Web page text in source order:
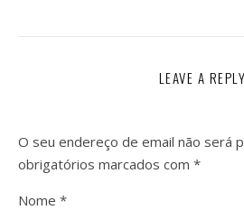
LEAVE A REPLY
O seu endereço de email não será
obrigatórios marcados com *
Nome *